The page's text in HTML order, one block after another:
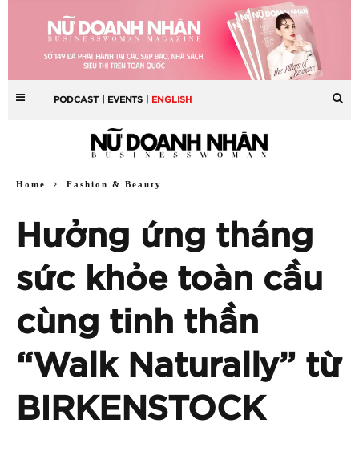
PODCAST | EVENTS | ENGLISH
Home Fashion & Beauty
Hưởng ứng tháng
sức khỏe toàn cầu
cùng tinh thần
“Walk Naturally” từ
BIRKENSTOCK